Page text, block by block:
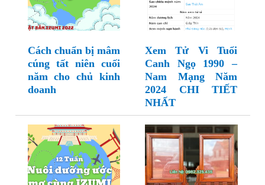
Cách chuẩn bị mâm
cúng tất niên cuối
năm cho chủ kinh
doanh
Xem Tử Vi Tuổi
Canh Ngọ 1990 –
Nam Mạng Năm
2024 CHI TIẾT
NHẤT